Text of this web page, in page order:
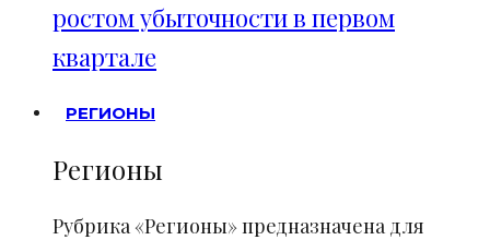
ростом убыточности в первом
квартале
РЕГИОНЫ
Регионы
Рубрика «Регионы» предназначена для